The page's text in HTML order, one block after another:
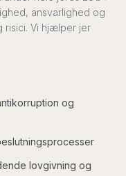
ansvarlighed og
risici. Vi hjælper jer
og
lovgivning og